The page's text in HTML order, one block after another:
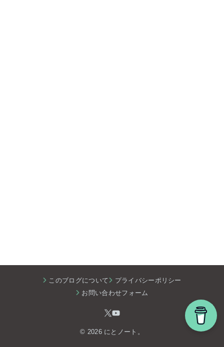
このブログについて
プライバシーポリシー
お問い合わせフォーム
© 2026 にとノート。